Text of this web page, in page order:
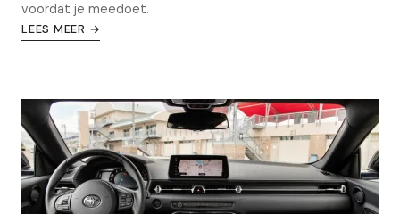
voordat je meedoet.
LEES MEER →